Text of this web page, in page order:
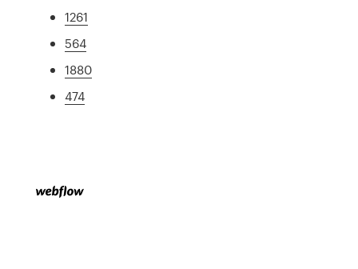
1261
564
1880
474